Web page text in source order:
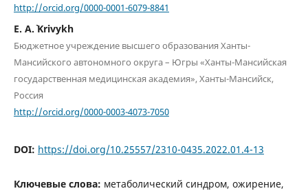
http://orcid.org/0000-0001-6079-8841
E. A.` Krivykh
Бюджетное учреждение высшего образования Ханты-
Мансийского автономного округа – Югры «Ханты-Мансийская
государственная медицинская академия», Ханты-Мансийск,
Россия
http://orcid.org/0000-0003-4073-7050
DOI: https://doi.org/10.25557/2310-0435.2022.01.4-13
Ключевые слова: метаболический синдром, ожирение,